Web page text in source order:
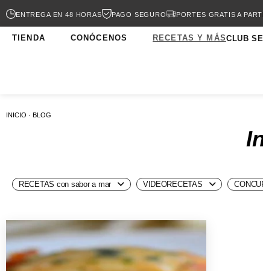
ENTREGA EN 48 HORAS PAGO SEGURO PORTES GRATIS A
TIENDA CONÓCENOS RECETAS Y MÁSCLUB
INICIO · BLOG
RECETAS con sabor a mar VIDEORECETAS